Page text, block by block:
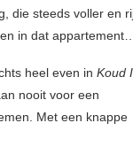
die steeds voller en
in dat
heel even in Koud
nooit voor een
Met een knappe